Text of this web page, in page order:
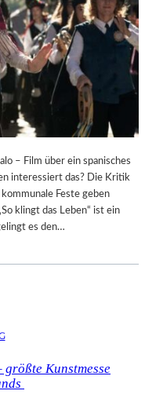
– Film über ein spanisches
interessiert das? Die Kritik
Feste geben
klingt das Leben“ ist ein
es den…
Kunstmesse